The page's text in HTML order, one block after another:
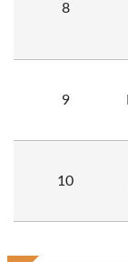
8
9
10